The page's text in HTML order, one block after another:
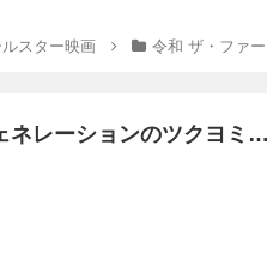
スター映画 令和 ザ・ファ
ネレーションのツクヨミ…